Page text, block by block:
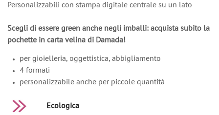
Personalizzabili con stampa digitale centrale su un lato
Scegli di essere green anche negli imballi: acquista subito la
pochette in carta velina di Damada!
per gioielleria, oggettistica, abbigliamento
4 formati
personalizzabile anche per piccole quantità
Ecologica